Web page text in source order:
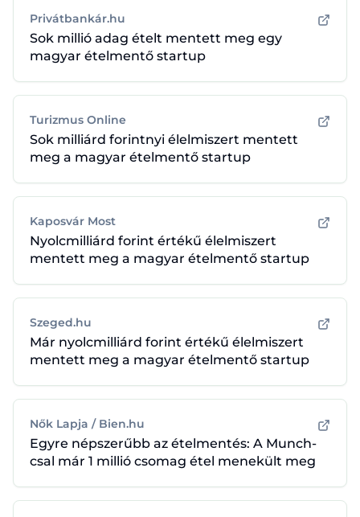
Privátbankár.hu
Sok millió adag ételt mentett meg egy
magyar ételmentő startup
Turizmus Online
Sok milliárd forintnyi élelmiszert mentett
meg a magyar ételmentő startup
Kaposvár Most
Nyolcmilliárd forint értékű élelmiszert
mentett meg a magyar ételmentő startup
Szeged.hu
Már nyolcmilliárd forint értékű élelmiszert
mentett meg a magyar ételmentő startup
Nők Lapja / Bien.hu
Egyre népszerűbb az ételmentés: A Munch-
csal már 1 millió csomag étel menekült meg